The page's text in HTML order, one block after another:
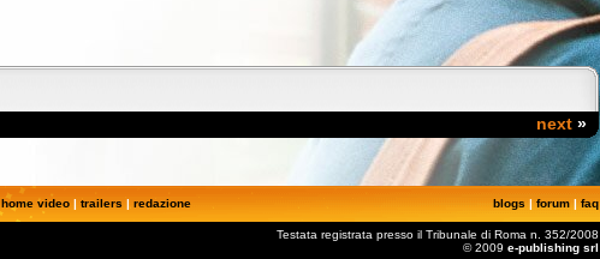
next »
home video| trailers | redazione blogs | forum | faq
Testata registrata presso il Tribunale di Roma n. 352/2008
© 2009 e-publishing srl